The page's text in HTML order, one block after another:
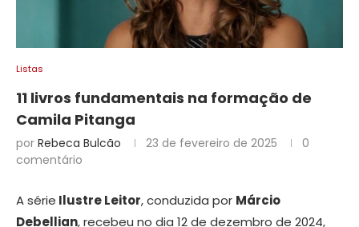
Listas
11 livros fundamentais na formação de
Camila Pitanga
por Rebeca Bulcão 23 de fevereiro de 2025
0
comentário
A série Ilustre Leitor, conduzida por Márcio
Debellian, recebeu no dia 12 de dezembro de 2024,